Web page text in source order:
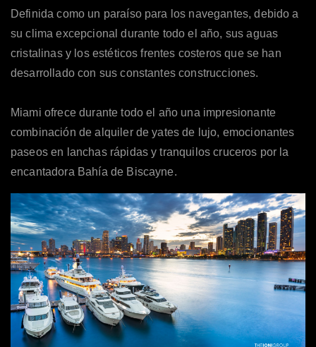
Definida como un paraíso para los navegantes, debido a
su clima excepcional durante todo el año, sus aguas
cristalinas y los estéticos frentes costeros que se han
desarrollado con sus constantes construcciones.
Miami ofrece durante todo el año una impresionante
combinación de alquiler de yates de lujo, emocionantes
paseos en lanchas rápidas y tranquilos cruceros por la
encantadora Bahía de Biscayne.